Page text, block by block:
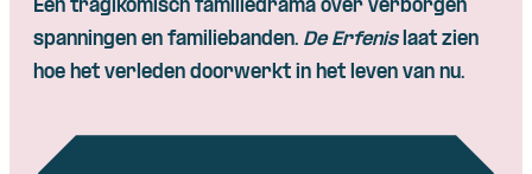
Een tragikomisch familiedrama over verborgen
spanningen en familiebanden. De Erfenislaat zien
hoe het verleden doorwerkt in het leven van nu.